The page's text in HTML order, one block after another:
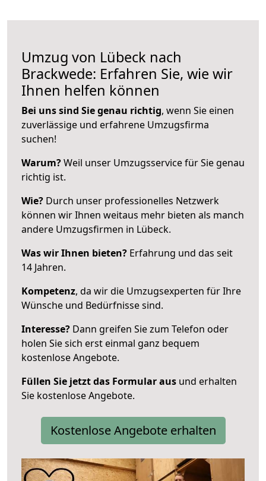
Umzug von Lübeck nach
Brackwede: Erfahren Sie, wie wir
Ihnen helfen können
Bei uns sind Sie genau richtig, wenn Sie einen
zuverlässige und erfahrene Umzugsfirma
suchen!
Warum?Weil unser Umzugsservice für Sie genau
richtig ist.
Wie? Durch unser professionelles Netzwerk
können wir Ihnen weitaus mehr bieten als manch
andere Umzugsfirmen in Lübeck.
Was wir Ihnen bieten? Erfahrung und das seit
14 Jahren.
Kompetenz, da wir die Umzugsexperten für Ihre
Wünsche und Bedürfnisse sind.
Interesse? Dann greifen Sie zum Telefon oder
holen Sie sich erst einmal ganz bequem
kostenlose Angebote.
Füllen Sie jetzt das Formular aus und erhalten
Sie kostenlose Angebote.
Kostenlose Angebote erhalten